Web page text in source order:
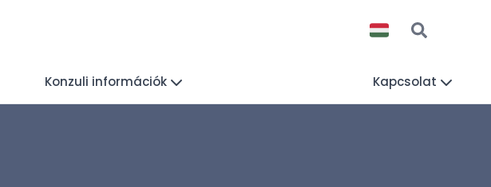
Konzuli információk Kapcsolat